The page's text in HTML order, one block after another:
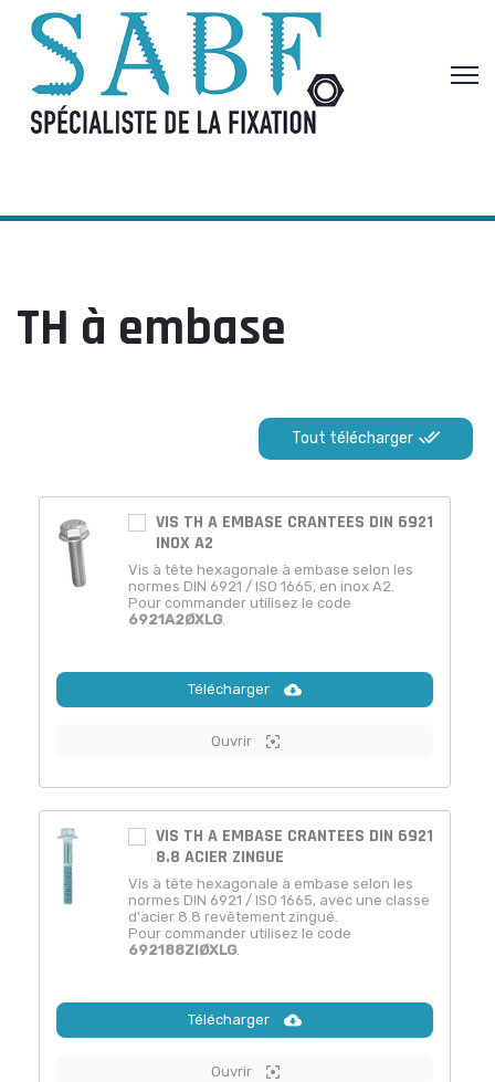
TH à embase
Tout télécharger
VIS TH A EMBASE CRANTEES DIN 6921
INOX A2
Vis à tête hexagonale à embase selon les
normes DIN 6921 / ISO 1665, en inox A2.
Pour commander utilisez le code
6921A2ØXLG.
Télécharger
Ouvrir
VIS TH A EMBASE CRANTEES DIN 6921
8.8 ACIER ZINGUE
Vis à tête hexagonale à embase selon les
normes DIN 6921 / ISO 1665, avec une classe
d'acier 8.8 revêtement zingué.
Pour commander utilisez le code
692188ZIØXLG.
Télécharger
Ouvrir